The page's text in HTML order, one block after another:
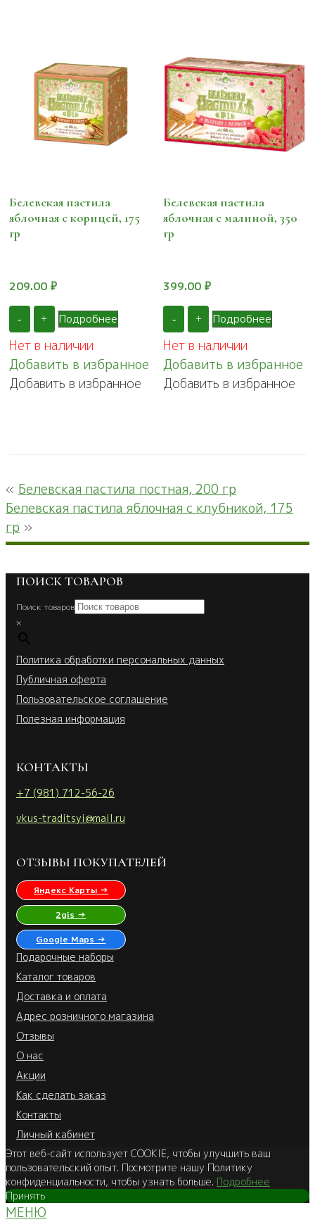
Белевская пастила
яблочная с корицей, 175
гр
209.00 ₽
- + Подробнее
Нет в наличии
Добавить в избранное
Добавить в избранное
Белевская пастила
яблочная с малиной, 350
гр
399.00₽
- + Подробнее
Нет в наличии
Добавить в избранное
Добавить в избранное
« Белевская пастила постная, 200 гр
Белевская пастила яблочная с клубникой, 175
гр »
ПОИСК ТОВАРОВ
Поиск товаров
×
Политика обработки персональных данных
Публичная оферта
Пользовательское соглашение
Полезная информация
КОНТАКТЫ
+7 (981) 712-56-26
vkus-traditsyi@mail.ru
ОТЗЫВЫ ПОКУПАТЕЛЕЙ
Яндекс Карты →
2gis →
Google Maps →
Подарочные наборы
Каталог товаров
Доставка и оплата
Адрес розничного магазина
Отзывы
О нас
Акции
Как сделать заказ
Контакты
Личный кабинет
Этот веб-сайт использует COOKIE, чтобы улучшить ваш
пользовательский опыт. Посмотрите нашу Политику
конфиденциальности, чтобы узнать больше. Подробнее
Принять
МЕНЮ